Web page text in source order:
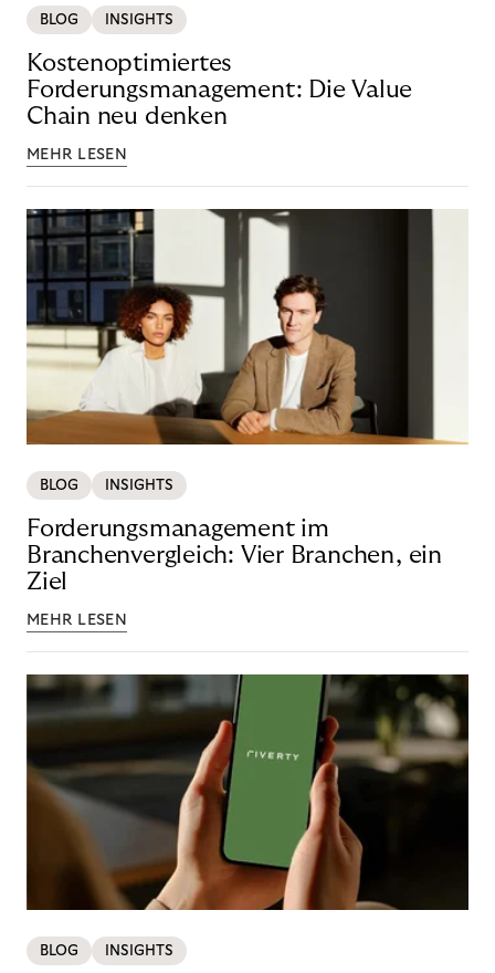
BLOG INSIGHTS
Kostenoptimiertes
Forderungsmanagement: Die Value
Chain neu denken
MEHR LESEN
BLOG INSIGHTS
Forderungsmanagement im
Branchenvergleich: Vier Branchen, ein
Ziel
MEHR LESEN
BLOG INSIGHTS